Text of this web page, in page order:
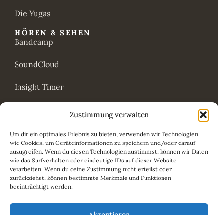
Zustimmung verwalten
Um dir ein optimales Erlebnis zu bieten, verwenden wir Technologien
wie Cookies, um Geräteinformationen zu speichern und/oder darauf
zuzugreifen. Wenn du diesen Technologien zustimmst, können wir Daten
wie das Surfverhalten oder eindeutige IDs auf dieser Website
verarbeiten. Wenn du deine Zustimmung nicht erteilst oder
zurückziehst, können bestimmte Merkmale und Funktionen
beeinträchtigt werden.
Die Yugas
HÖREN & SEHEN
Bandcamp
SoundCloud
Insight Timer
Ananda Köln
Kalender
Meditationskurs
Spenden